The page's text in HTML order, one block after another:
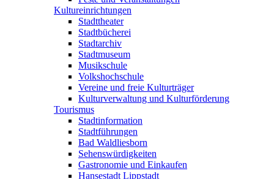
Kultureinrichtungen
Stadttheater
Stadtbücherei
Stadtarchiv
Stadtmuseum
Musikschule
Volkshochschule
Vereine und freie Kulturträger
Kulturverwaltung und Kulturförderung
Tourismus
Stadtinformation
Stadtführungen
Bad Waldliesborn
Sehenswürdigkeiten
Gastronomie und Einkaufen
Hansestadt Lippstadt